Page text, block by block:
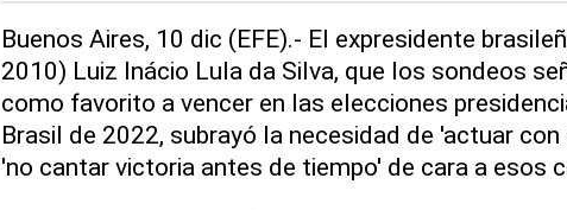
Buenos Aires, 10 dic (EFE).- El expresidente
2010) Luiz Inácio Lula da Silva, que los sondeos
como favorito a vencer en las elecciones
Brasil de 2022, subrayó la necesidad de 'actuar con
'no cantar victoria antes de tiempo' de cara a esos